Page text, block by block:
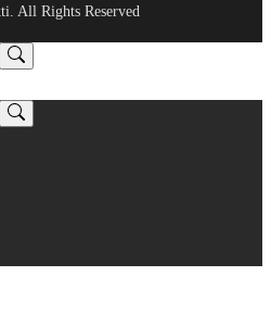
All Rights Reserved